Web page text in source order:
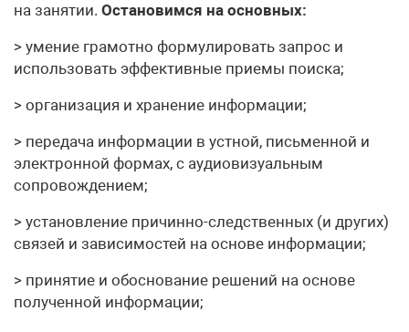
на занятии. Остановимся на основных:
> умение грамотно формулировать запрос и
использовать эффективные приемы поиска;
> организация и хранение информации;
> передача информации в устной, письменной и
электронной формах, с аудиовизуальным
сопровождением;
> установление причинно-следственных (и других)
связей и зависимостей на основе информации;
> принятие и обоснование решений на основе
полученной информации;